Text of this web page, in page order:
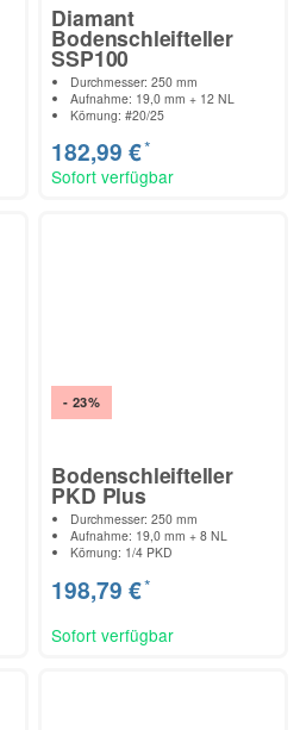
Diamant
Bodenschleifteller
SSP100
Durchmesser: 250 mm
Aufnahme: 19,0 mm + 12 NL
Körnung: #20/25
182,99 €*
Sofort verfügbar
- 23%
Bodenschleifteller
PKD Plus
Durchmesser: 250 mm
Aufnahme: 19,0 mm + 8 NL
Körnung: 1/4 PKD
198,79 €*
Sofort verfügbar